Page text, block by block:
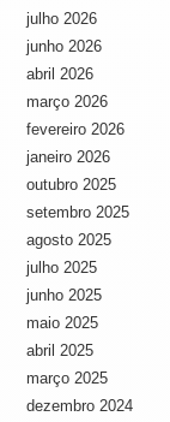
julho 2026
junho 2026
abril 2026
março 2026
fevereiro 2026
janeiro 2026
outubro 2025
setembro 2025
agosto 2025
julho 2025
junho 2025
maio 2025
abril 2025
março 2025
dezembro 2024